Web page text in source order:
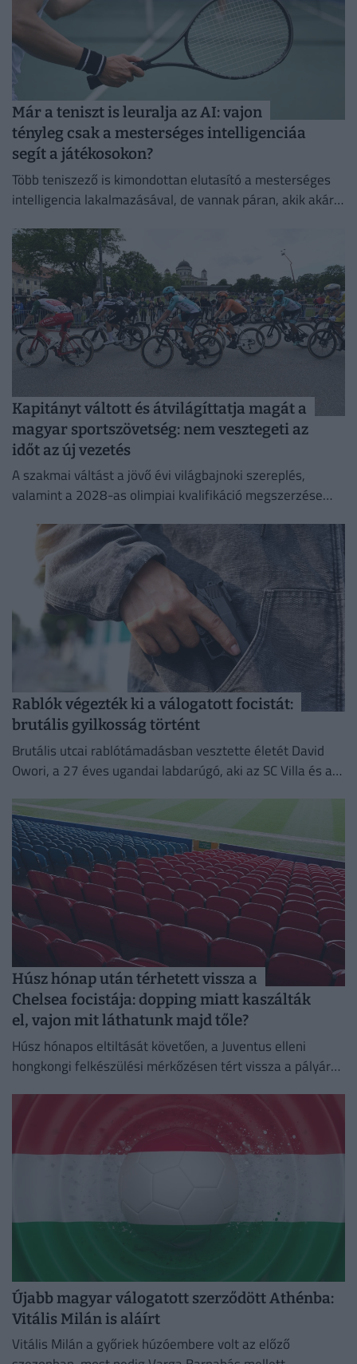
Már a teniszt is leuralja az AI: vajon
tényleg csak a mesterséges intelligenciáa
segít a játékosokon?
Több teniszező is kimondottan elutasító a mesterséges
intelligencia lakalmazásával, de vannak páran, akik akár a
Kapitányt váltott és átvilágíttatja magát a
magyar sportszövetség: nem vesztegeti az
időt az új vezetés
A szakmai váltást a jövő évi világbajnoki szereplés,
valamint a 2028-as olimpiai kvalifikáció megszerzése
posztjáról távozott.
Rablók végezték ki a válogatott focistát:
brutális gyilkosság történt
Brutális utcai rablótámadásban vesztette életét David
Owori, a 27 éves ugandai labdarúgó, aki az SC Villa és a
Húsz hónap után térhetett vissza a
Chelsea focistája: dopping miatt kaszálták
el, vajon mit láthatunk majd tőle?
Húsz hónapos eltiltását követően, a Juventus elleni
hongkongi felkészülési mérkőzésen tért vissza a pályára
Újabb magyar válogatott szerződött Athénba:
Vitális Milán is aláírt
Vitális Milán a győriek húzóembere volt az előző